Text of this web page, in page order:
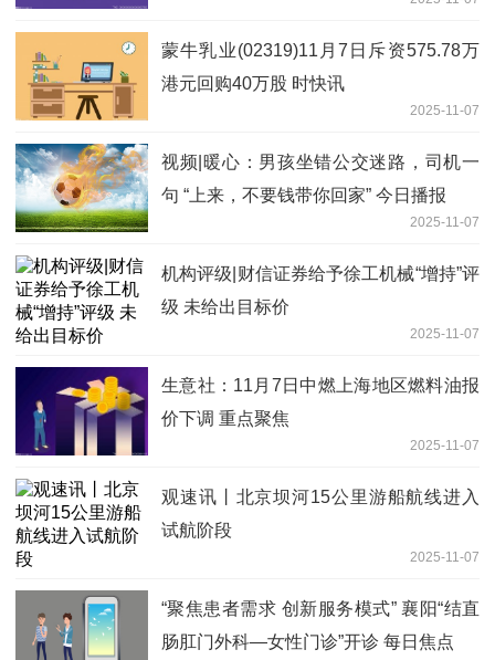
蒙牛乳业(02319)11月7日斥资575.78万
港元回购40万股 时快讯
2025-11-07
视频|暖心：男孩坐错公交迷路，司机一
句 “上来，不要钱带你回家” 今日播报
2025-11-07
机构评级|财信证券给予徐工机械“增持”评
级 未给出目标价
2025-11-07
生意社：11月7日中燃上海地区燃料油报
价下调 重点聚焦
2025-11-07
观速讯丨北京坝河15公里游船航线进入
试航阶段
2025-11-07
“聚焦患者需求 创新服务模式” 襄阳“结直
肠肛门外科—女性门诊”开诊 每日焦点